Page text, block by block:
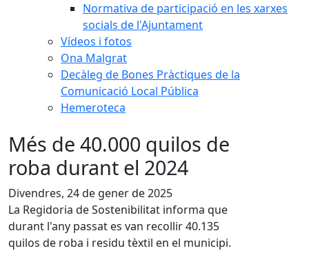
Normativa de participació en les xarxes
socials de l'Ajuntament
Vídeos i fotos
Ona Malgrat
Decàleg de Bones Pràctiques de la
Comunicació Local Pública
Hemeroteca
Més de 40.000 quilos de
roba durant el 2024
Divendres, 24 de gener de 2025
La Regidoria de Sostenibilitat informa que
durant l'any passat es van recollir 40.135
quilos de roba i residu tèxtil en el municipi.